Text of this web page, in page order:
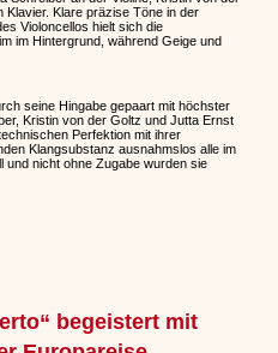
Klavier. Klare präzise Töne in der
Violoncellos hielt sich die
im Hintergrund, während Geige und
seine Hingabe gepaart mit höchster
Kristin von der Goltz und Jutta Ernst
Perfektion mit ihrer
Klangsubstanz ausnahmslos alle im
und nicht ohne Zugabe wurden sie
begeistert mit